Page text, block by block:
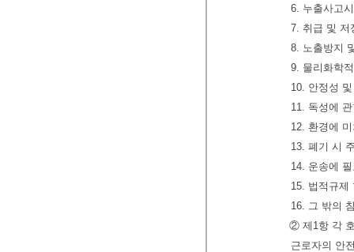
6. 누출사고
7. 취급 및
8. 노출방지
9. 물리화학
10. 안정성
11. 독성에
12. 환경에
13. 폐기 시
14. 운송에
15. 법적규
16. 그 밖의
② 제1항 각
근로자의 안